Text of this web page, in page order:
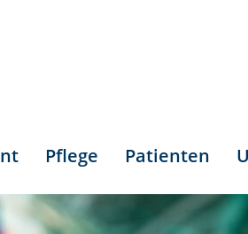
Pflege Patienten